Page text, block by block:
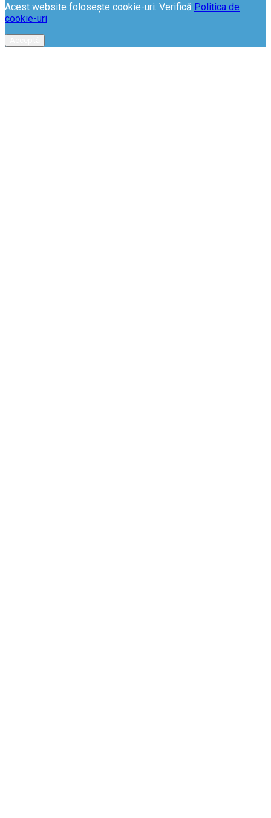
Acest website folosește cookie-uri. Verifică Politica de
cookie-uri